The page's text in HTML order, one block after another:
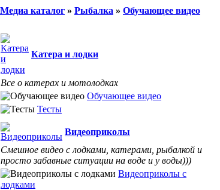
Медиа каталог » Рыбалка » Обучающее видео
Катера и лодки
Все о катерах и мотолодках
Обучающее видео
Тесты
Видеоприколы
Смешное видео с лодками, катерами, рыбалкой и
просто забавные ситуации на воде и у воды)))
Видеоприколы с
лодками